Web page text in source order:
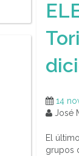
14
José
El
grupos